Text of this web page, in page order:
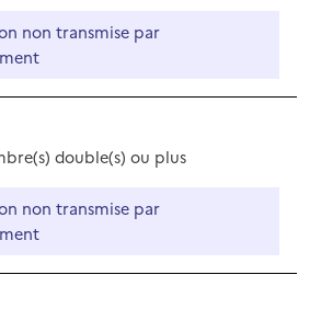
non transmise par
double(s)ou plus
non transmise par